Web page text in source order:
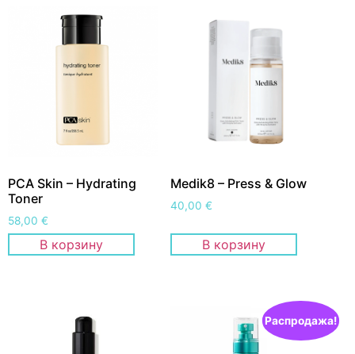
PCA Skin – Hydrating
Toner
58,00 €
В корзину
Medik8 – Press & Glow
40,00€
В корзину
Распродажа!